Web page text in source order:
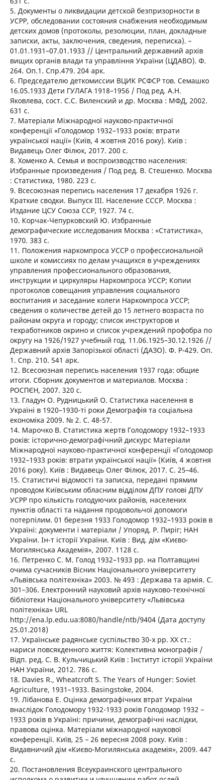
5. Документы о ликвидации детской безпризорности в
УСРР, обследовании состояния снабжения необходимым
детских домов (протоколы, резолюции, план, докладные
записки, акты, заключения, сведения, переписка). –
01.01.1931–07.01.1933 // Центральний державний архів
вищих органів влади та управління України (ЦДАВО). Ф.
264. Оп.1. Спр.479. 204 арк.
6. Председателю деткомиссии ВЦИК РСФСР тов. Семашко
16.05.1933 Дети ГУЛАГА 1918–1956 / Под ред. А.Н.
Яковлева, сост. С.С. Виленский и др. Москва : МФД, 2002.
631 с.
7. Матеріали Міжнародної науково-практичної
конференції «Голодомор 1932–1933 років: втрати
української нації» (Київ, 4 жовтня 2016 року). Київ :
Видавець Олег Філюк, 2017. 200 с.
8. Хоменко А. Семья и воспроизводство населения:
Избранные произведения / Под ред. В. Стешенко. Москва
: Статистика, 1980. 223 с.
9. Всесоюзная перепись населения 17 декабря 1926 г.
Краткие сводки. Выпуск ІІІ. Население СССР. Москва :
Издание ЦСУ Союза ССР, 1927. 74 с.
10. Корчак-Чепурковский Ю. Избранные
демографические исследования Москва : «Статистика»,
1970. 383 с.
11. Положения наркомпроса УССР о профессиональной
школе и комиссиях по делам учащихся в учреждениях
управления профессионального образования,
инструкции и циркуляры Наркомпроса УССР; Копии
протоколов совещания управления социального
воспитания и заседание колеги Наркомпроса УССР;
сведения о количестве детей до 15 летнего возраста по
районам округа и городу; список инструкторов и
техработников окрино и список учреждений профобра по
округу на 1926/1927 учебный год. 11.06.1925–30.12.1926 //
Державний архів Запорізької області (ДАЗО). Ф. Р-429. Оп.
1. Спр. 210. 541 арк.
12. Всесоюзная перепись населения 1937 года: общие
итоги. Сборник документов и материалов. Москва :
РОСПЄН, 2007. 320 с.
13. Гладун О. Рудницький О. Статистика населення в
Україні в 1920–1930-ті роки Демографія та соціальна
економіка 2009. № 2. С. 48-57.
14. Марочко В. Статистика жертв Голодомору 1932–1933
років: історично-демографічний дискурс Матеріали
Міжнародної науково-практичної конференції «Голодомор
1932–1933 років: втрати української нації» (Київ, 4 жовтня
2016 року). Київ : Видавець Олег Філюк, 2017. С. 25–46.
15. Статистичі відомості та записка, передані прямим
проводом Київським обласним відділом ДПУ голові ДПУ
УСРР про кількість голодуючих районів, населених
пунктів області та надання продовольчої допомоги
потерпілим. 01 березня 1933 Голодомор 1932–1933 років в
Україні: документи і матеріали / Упоряд. Р. Пиріг; НАН
України. Ін-т історії України. Київ : Вид. дім «Києво-
Могилянська Академія», 2007. 1128 с.
16. Петренко С. М. Голод 1932–1933 рр. на Полтавщині
очима сучасників Вісник Національного університету
«Львівська політехніка» 2003. № 493 : Держава та армія. С.
301–306. Електронний науковий архів науково-технічної
бібліотеки Національного університету «Львівська
політехніка» URL
http://ena.lp.edu.ua:8080/handle/ntb/9404 (Дата доступу
25.01.2018)
17. Українське радянське суспільство 30-х рр. XX ст.:
нариси повсякденного життя: Колективна монографія /
Відп. ред. С. В. Кульчицький Київ : Інститут історії України
НАН України, 2012. 786 с.
18. Davies R., Wheatcroft S. The Years of Hunger: Soviet
Agriculture, 1931–1933. Basingstoke, 2004.
19. Лібанова Е. Оцінка демографічних втрат України
внаслідок Голодомору 1932-1933 років Голодомор 1932 –
1933 років в Україні: причини, демографічні наслідки,
правова оцінка. Матеріали міжнародної наукової
конференції. Київ, 25 – 26 вересня 2008 року. Київ :
Видавничий дім «Києво-Могилянська академія», 2009. 447
с.
20. Постановления Всеукраинского центрального